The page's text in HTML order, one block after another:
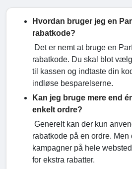
Hvordan bruger jeg en
rabatkode?
Det er nemt at bruge en
rabatkode. Du skal blot
til kassen og indtaste din
indløse besparelserne.
Kan jeg bruge mere end
enkelt ordre?
Generelt kan der kun
rabatkode på en ordre.
kampagner på hele
for ekstra rabatter.